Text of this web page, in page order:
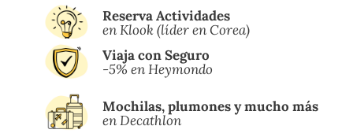
Reserva Actividades
enKlook (líder en Corea)
Viaja con Seguro
-5% en Heymondo
Mochilas, plumones y mucho más
en Decathlon